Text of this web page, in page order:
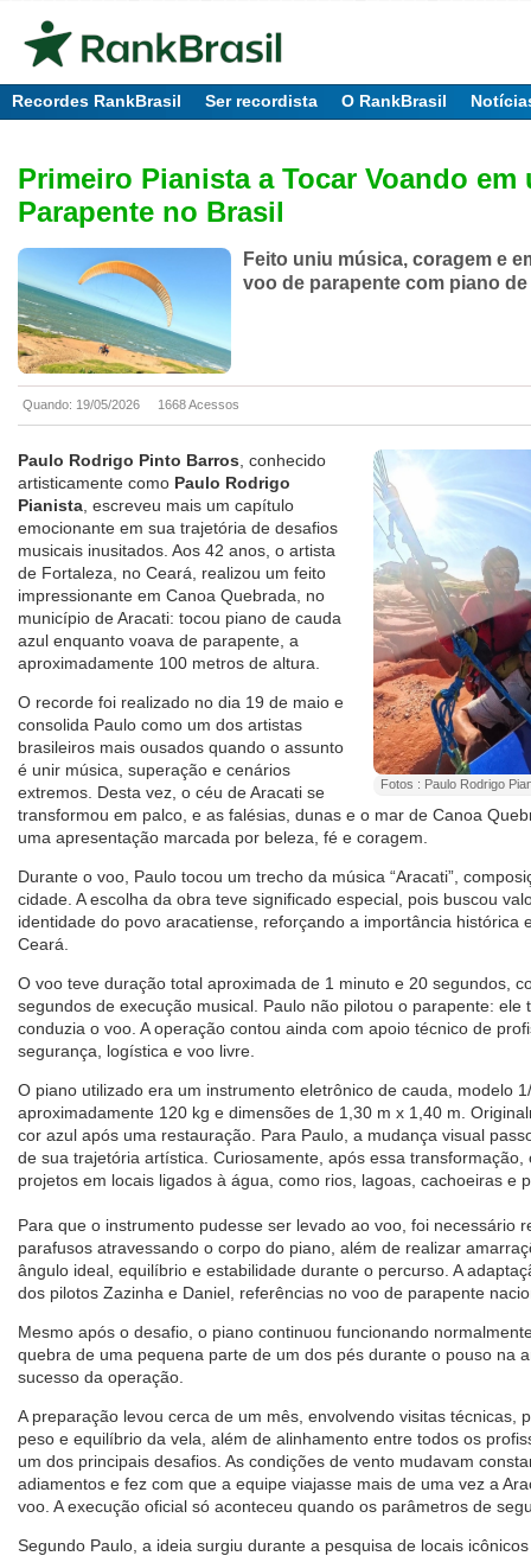
Recordes RankBrasil Ser recordista O RankBrasil
Primeiro Pianista a Tocar Voando em
Parapente no Brasil
Feito uniu música, coragem e
voo de parapente com piano
Quando: 19/05/2026 1668 Acessos
Fotos : Paulo Rodrigo
Paulo Rodrigo Pinto Barros , conhecido
artisticamente como Paulo Rodrigo
Pianista , escreveu mais um capítulo
emocionante em sua trajetória de desafios
musicais inusitados. Aos 42 anos, o artista
de Fortaleza, no Ceará, realizou um feito
impressionante em Canoa Quebrada, no
município de Aracati: tocou piano de cauda
azul enquanto voava de parapente, a
aproximadamente 100 metros de altura.
O recorde foi realizado no dia 19 de maio e
consolida Paulo como um dos artistas
brasileiros mais ousados quando o assunto
é unir música, superação e cenários
extremos. Desta vez, o céu de Aracati se
transformou em palco, e as falésias, dunas e o mar de Canoa
uma apresentação marcada por beleza, fé e coragem.
Durante o voo, Paulo tocou um trecho da música “Aracati”,
cidade. A escolha da obra teve significado especial, pois buscou
identidade do povo aracatiense, reforçando a importância histórica
Ceará.
O voo teve duração total aproximada de 1 minuto e 20 segundos,
segundos de execução musical. Paulo não pilotou o parapente: ele
conduzia o voo. A operação contou ainda com apoio técnico de
segurança, logística e voo livre.
O piano utilizado era um instrumento eletrônico de cauda, modelo
aproximadamente 120 kg e dimensões de 1,30 m x 1,40 m.
cor azul após uma restauração. Para Paulo, a mudança visual
de sua trajetória artística. Curiosamente, após essa
projetos em locais ligados à água, como rios, lagoas, cachoeiras e
Para que o instrumento pudesse ser levado ao voo, foi necessário
parafusos atravessando o corpo do piano, além de realizar
ângulo ideal, equilíbrio e estabilidade durante o percurso. A
dos pilotos Zazinha e Daniel, referências no voo de parapente
Mesmo após o desafio, o piano continuou funcionando
quebra de uma pequena parte de um dos pés durante o pouso na
sucesso da operação.
A preparação levou cerca de um mês, envolvendo visitas técnicas,
peso e equilíbrio da vela, além de alinhamento entre todos os
um dos principais desafios. As condições de vento mudavam
adiamentos e fez com que a equipe viajasse mais de uma vez a
voo. A execução oficial só aconteceu quando os parâmetros de
Segundo Paulo, a ideia surgiu durante a pesquisa de locais